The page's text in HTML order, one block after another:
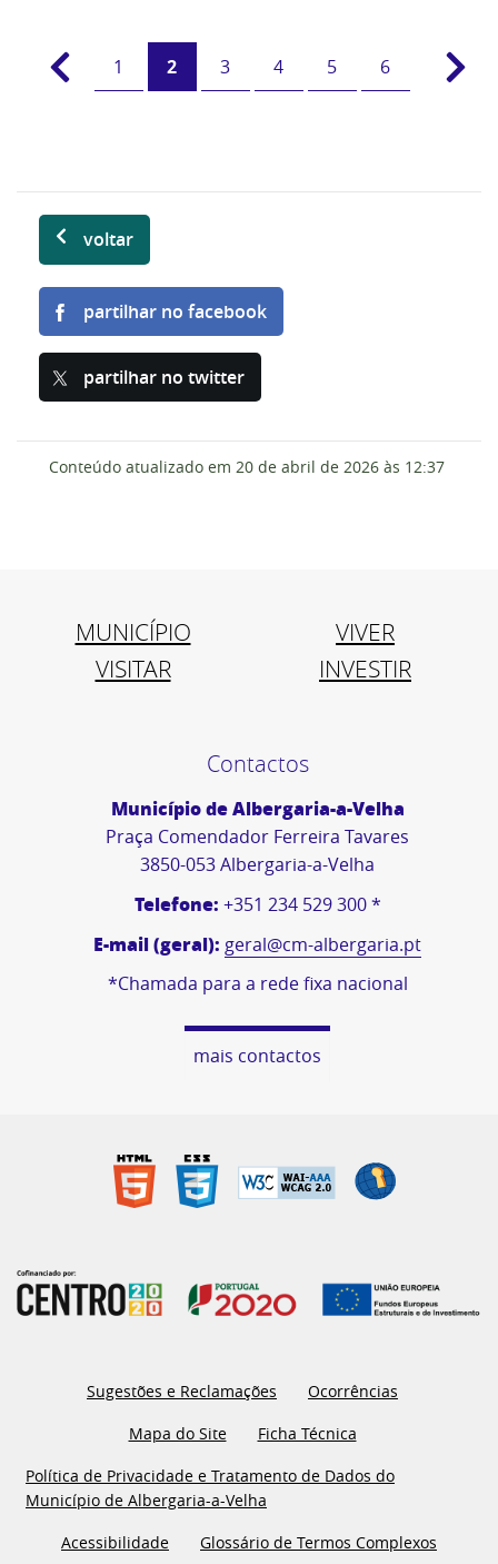
1 2 3 4 5 6
voltar
partilhar no facebook
partilhar no twitter
Conteúdo atualizado em 20 de abril de 2026 às 12:37
MUNICÍPIO
VIVER
VISITAR
INVESTIR
Contactos
Município de Albergaria-a-Velha
Praça Comendador Ferreira Tavares
3850-053 Albergaria-a-Velha
Telefone: +351 234 529 300 *
E-mail (geral): geral@cm-albergaria.pt
*Chamada para a rede fixa nacional
mais contactos
Sugestões e Reclamações
Ocorrências
Mapa do Site
Ficha Técnica
Política de Privacidade e Tratamento de Dados do
Município de Albergaria-a-Velha
Acessibilidade
Glossário de Termos Complexos